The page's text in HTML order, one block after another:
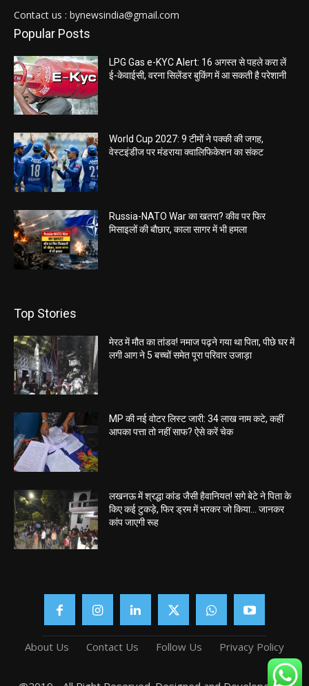
Contact us : bynewsindia@gmail.com
Popular Posts
LPG Gas e-KYC Alert: 16 अगस्त से पहले करा लें
ई-केवाईसी, वरना सिलेंडर बुकिंग में आ सकती है परेशानी
World Cup 2027: 9 टीमों ने पक्की की जगह,
वेस्टइंडीज पर मंडराया क्वालिफिकेशन का संकट
Russia-NATO War का खतरा? कीव पर फिर
मिसाइलों की बौछार, काला सागर में भी हमला
Top Stories
मेरठ में मौत का तांडव! नमाज पढ़ने गया था पिता, पीछे घर में
लगी आग ने 5 बच्चों समेत पूरा परिवार उजाड़ा
MP की नई वोटर लिस्ट जारी: 34 लाख नाम कटे, कहीं
आपका पत्ता तो नहीं साफ? ऐसे करें चेक
लखनऊ में श्रद्धा कांड जैसी हैवानियत! सगे बेटे ने पिता के
किए कई टुकड़े, फिर ड्रम में भरकर जो किया… जानकर
कांप जाएगी रूह
About Us Contact Us Follow Us Privacy Policy